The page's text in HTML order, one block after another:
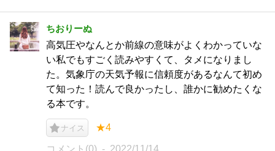
ちおりーぬ
高気圧やなんとか前線の意味がよくわかっていな
い私でもすごく読みやすくて、タメになりまし
た。気象庁の天気予報に信頼度があるなんて初め
て知った！読んで良かったし、誰かに勧めたくな
る本です。
ナイス ★4
コメント(0) 2022/11/14